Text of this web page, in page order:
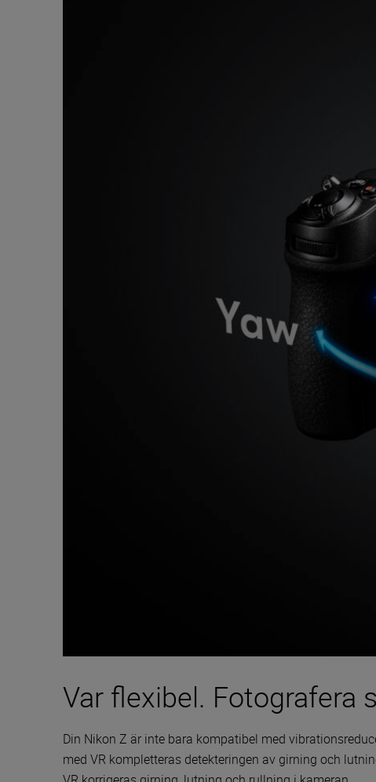
Var flexibel. Fotografera
Din Nikon Z är inte bara kompatibel med
med VR kompletteras detekteringen av girning och